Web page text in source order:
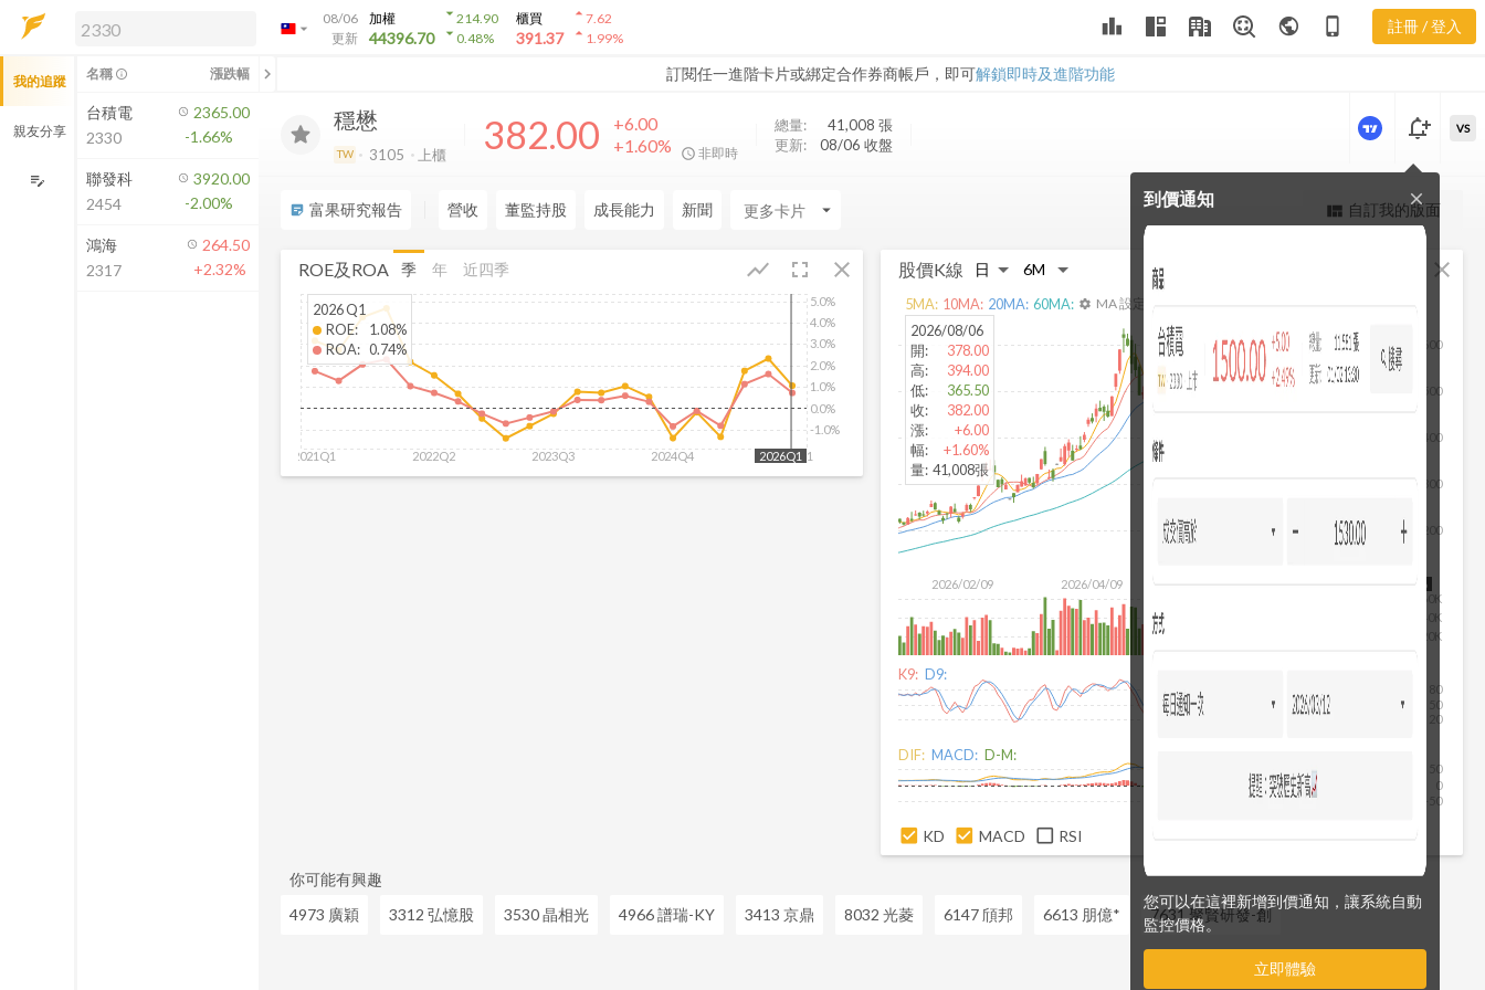
arrow_drop_down
08/06
更新
加權
44396.70
arrow_drop_down214.90
arrow_drop_down0.48%
櫃買
391.37
arrow_drop_up7.62
arrow_drop_up1.99% leaderboard public phone_iphone 註冊 / 登入
訂閱任一進階卡片或綁定合作券商帳戶，即可解鎖即時及進階功能
解鎖即時行情及進階功能
方案」，即可解鎖以下功能：
即時行情
即時市況與排行
成交金額熱力圖
前往方案訂閱
如何綁定合作券商
ROA
穩懋
TW 3105 上櫃 382.00
+6.00
+1.60%
非即時
總量: 41,008 張
更新:
08/06 收盤
更強大的進階價量圖表
notification_add
到價通知
您可以在這裡新增到價通知，讓系統自動
監控價格。
立即體驗
close
VS
sticky_note_2 富果研究報告 營收 董監持股 成長能力 新聞 arrow_drop_down view_quilt 自訂我的版面
ROE及ROA fullscreen close
show_chart
季 年 近四季
2021Q1 2022Q2 2023Q3 2024Q4 2026Q1
-1.0%
0.0%
1.0%
2.0%
3.0%
4.0%
5.0%
2026Q1
2026 Q1
ROE:
1.08%
ROA: 0.74%
股價K線 close
2026/02/09 2026/04/09
200
300
400
500
600
2026/08/06
20K
40K
60K
2026/08/06
開:
378.00
高:
394.00
低:
365.50
收:
382.00
漲:
+6.00
幅:
+1.60%
量: 41,008張
5MA: 10MA: 20MA: 60MA: settings MA 設定
K9: D9:
20
50
80
DIF: MACD: D-M:
-50
0
50
KD MACD RSI
你可能有興趣
4973 廣穎
3312 弘憶股 3530 晶相光 4966 譜瑞-KY 3413 京鼎 8032 光菱 6147 頎邦 6613 朋億* 7631 聚賢研發-創
我的追蹤
親友分享
edit_note
名稱 info_outline 漲跌幅 chevron_left
台積電
2330
2365.00
-1.66%
聯發科
2454
3920.00
-2.00%
鴻海
2317
264.50
+2.32%